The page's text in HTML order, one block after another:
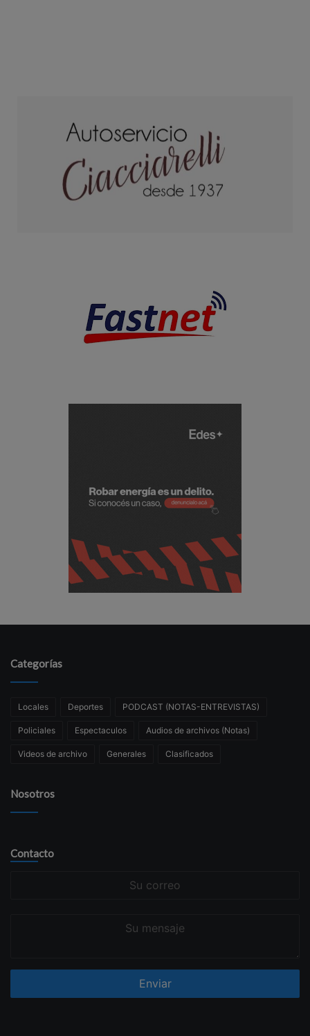
Categorías
Locales Deportes PODCAST (NOTAS-ENTREVISTAS)
Policiales Espectaculos Audios de archivos (Notas)
Videos de archivo Generales Clasificados
Nosotros
Contacto